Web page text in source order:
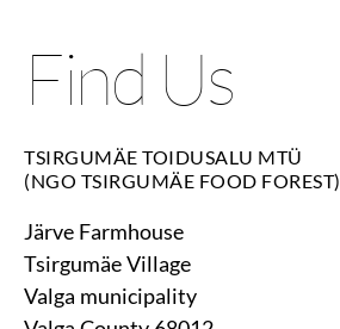
Find Us
TSIRGUMÄE TOIDUSALU MTÜ
(NGO TSIRGUMÄE FOOD FOREST)
Järve Farmhouse
Tsirgumäe Village
Valga municipality